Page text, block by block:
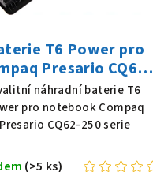
T6 Power pro
Presario CQ62-
serie, Li-Ion, 10,8 V,
mAh (56 Wh), černá
náhradní baterie T6
pro notebook Compaq
Presario CQ62-250 serie
(>5 ks)